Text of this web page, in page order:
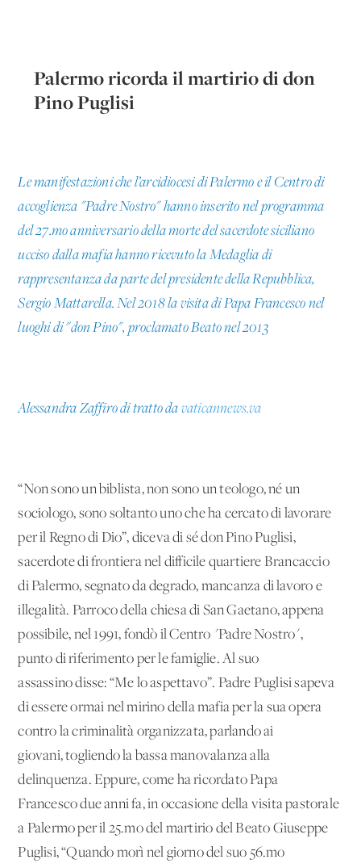
Palermo ricorda il martirio di don
Pino Puglisi
Le manifestazioni che l’arcidiocesi di Palermo e il Centro di
accoglienza "Padre Nostro" hanno inserito nel programma
del 27.mo anniversario della morte del sacerdote siciliano
ucciso dalla mafia hanno ricevuto la Medaglia di
rappresentanza da parte del presidente della Repubblica,
Sergio Mattarella. Nel 2018 la visita di Papa Francesco nel
luoghi di "don Pino", proclamato Beato nel 2013
Alessandra Zaffiro di tratto da vaticannews.va
“Non sono un biblista, non sono un teologo, né un
sociologo, sono soltanto uno che ha cercato di lavorare
per il Regno di Dio”, diceva di sé don Pino Puglisi,
sacerdote di frontiera nel difficile quartiere Brancaccio
di Palermo, segnato da degrado, mancanza di lavoro e
illegalità. Parroco della chiesa di San Gaetano, appena
possibile, nel 1991, fondò il Centro "Padre Nostro",
punto di riferimento per le famiglie. Al suo
assassino disse: “Me lo aspettavo”. Padre Puglisi sapeva
di essere ormai nel mirino della mafia per la sua opera
contro la criminalità organizzata, parlando ai
giovani, togliendo la bassa manovalanza alla
delinquenza. Eppure, come ha ricordato Papa
Francesco due anni fa, in occasione della visita pastorale
a Palermo per il 25.mo del martirio del Beato Giuseppe
Puglisi, “Quando morì nel giorno del suo 56.mo